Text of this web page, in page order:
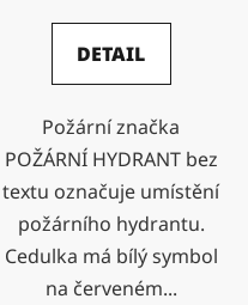
DETAIL
Požární značka
POŽÁRNÍ HYDRANT bez
textu označuje umístění
požárního hydrantu.
Cedulka má bílý symbol
na červeném...